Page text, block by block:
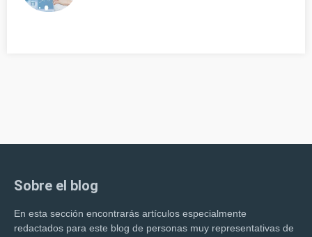
Sobre el blog
En esta sección encontrarás artículos especialmente
redactados para este blog de personas muy representativas de